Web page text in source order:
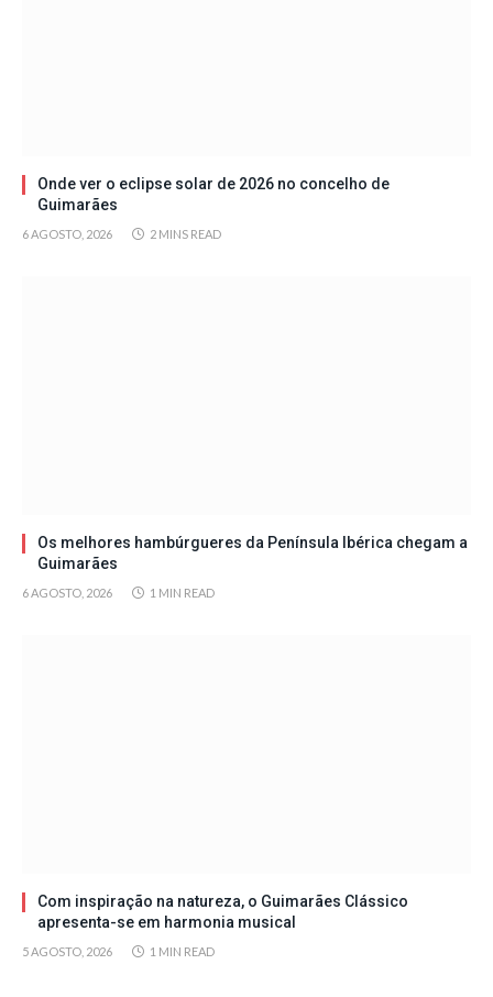
Onde ver o eclipse solar de 2026 no concelho de
Guimarães
6 AGOSTO, 2026 2 MINS READ
Os melhores hambúrgueres da Península Ibérica chegam a
Guimarães
6 AGOSTO, 2026 1 MIN READ
Com inspiração na natureza, o Guimarães Clássico
apresenta-se em harmonia musical
5 AGOSTO, 2026 1 MIN READ